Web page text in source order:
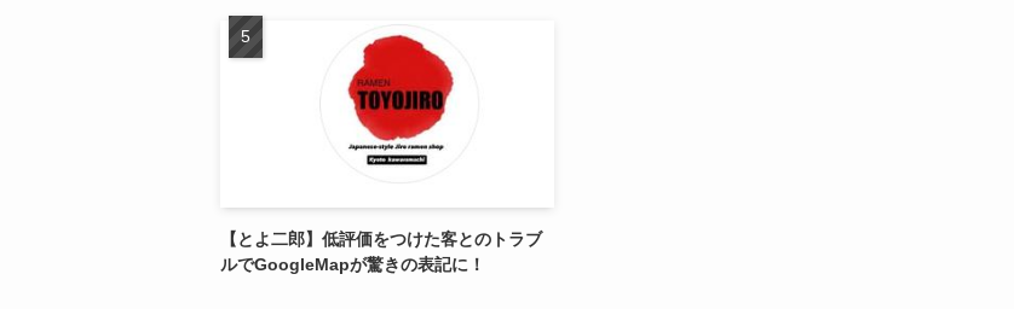
【とよ二郎】低評価をつけた客とのトラブ
ルでGoogleMapが驚きの表記に！